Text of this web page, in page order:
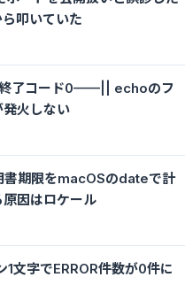
叩いていた
了コード0——|| echoのフ
発火しない
期限をmacOSのdateで計
因はロケール
文字でERROR件数が0件に